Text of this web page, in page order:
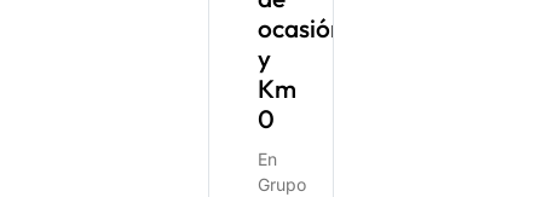
ocasión
y
Km
0
En
Grupo